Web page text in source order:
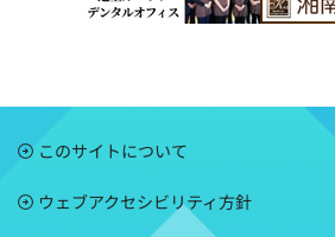
このサイトについて
ウェブアクセシビリティ方針